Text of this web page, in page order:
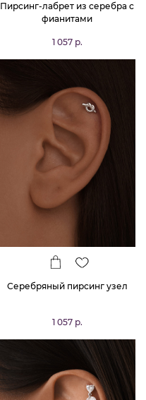
Пирсинг-лабрет из серебра с
фианитами
1 057 р.
Серебряный пирсинг узел
1 057 р.